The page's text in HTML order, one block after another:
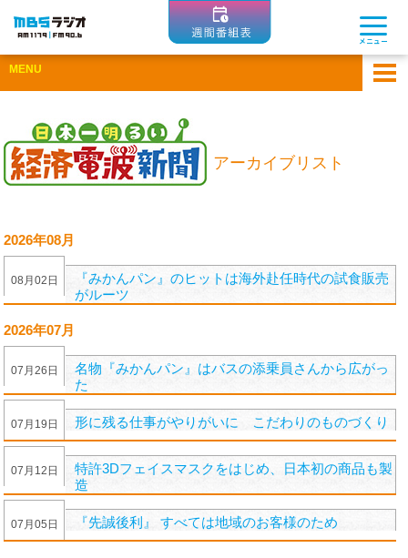
MBSラジオ 1179|FM90.6 メニュー
MENU
アーカイブ
ゲスト企業一覧
Apple Podcastsで聴く
Spotifyで聴く
アーカイブリスト
2026年08月
08 月 02 日
『みかんパン』のヒットは海外赴任時代の試食販売
がルーツ
2026年07月
07 月 26 日
名物『みかんパン』はバスの添乗員さんから広がっ
た
07 月 19 日 形に残る仕事がやりがいに こだわりのものづくり
07 月 12 日
特許3Dフェイスマスクをはじめ、日本初の商品も製
造
07 月 05 日 『先誠後利』 すべては地域のお客様のため